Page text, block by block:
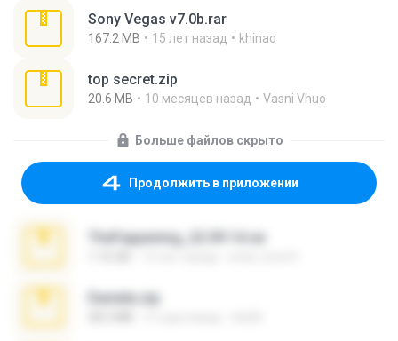
Sony Vegas v7.0b.rar
167.2 MB 15 лет назад khinao
top secret.zip
20.6 MB 10 месяцев назад Vasni Vhuo
Больше файлов скрыто
Продолжить в приложении
TheFappening_22.09.14.rar
Daniela.zip